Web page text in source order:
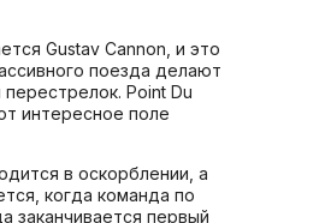
Gustav Cannon, и это
поезда делают
Point Du
интересное поле
в оскорблении, а
когда команда по
заканчивается первый